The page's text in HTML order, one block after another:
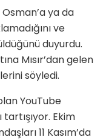
ya da
ve
duyurdu.
Mısır’dan gelen
söyledi.
YouTube
tartışıyor. Ekim
11 Kasım’da